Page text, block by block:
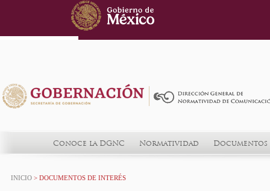
Conoce la DGNC Normatividad
INICIO > DOCUMENTOS DE INTERÉS